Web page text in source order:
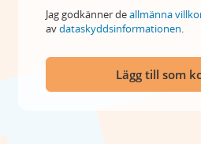
Jag godkänner deallmänna
avdataskyddsinformationen.
Lägg till som